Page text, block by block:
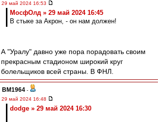
29 май 2024 16:53
МосфОлд » 29 май 2024 16:45
В стыке за Акрон, - он нам должен!
А "Уралу" давно уже пора порадовать своим
прекрасным стадионом широкий круг
болельщиков всей страны. В ФНЛ.
BM1964 -
29 май 2024 16:48
dodge » 29 май 2024 16:30